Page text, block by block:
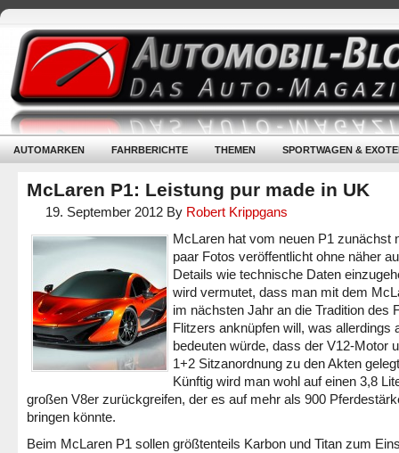
AUTOMARKEN FAHRBERICHTE THEMEN SPORTWAGEN &
McLaren P1: Leistung pur made in UK
19. September 2012 By Robert Krippgans
McLaren hat vom neuen P1 zunächst
paar Fotos veröffentlicht ohne näher
Details wie technische Daten
wird vermutet, dass man mit dem
im nächsten Jahr an die Tradition des
Flitzers anknüpfen will, was allerdings
bedeuten würde, dass der V12-Motor
1+2 Sitzanordnung zu den Akten
Künftig wird man wohl auf einen 3,8
großen V8er zurückgreifen, der es auf mehr als 900
bringen könnte.
Beim McLaren P1 sollen größtenteils Karbon und Titan zum